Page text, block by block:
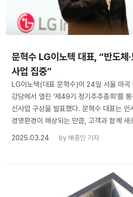
문혁수 LG이노텍 대표, “반도체
사업 집중”
LG이노텍(대표 문혁수)이 24일 서울 마곡
강당에서 열린 ‘제49기 정기주주총회’를
신사업 구상을 발표했다. 문혁수 대표는 인
경영환경이 예상되는 만큼, 고객과 함께
2025.03.24
by 배종인 기자